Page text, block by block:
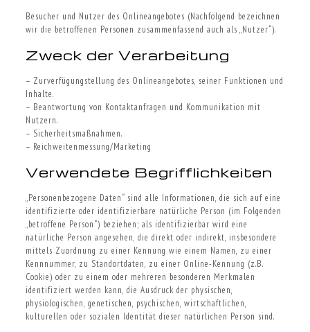
Besucher und Nutzer des Onlineangebotes (Nachfolgend bezeichnen
wir die betroffenen Personen zusammenfassend auch als „Nutzer“).
Zweck der Verarbeitung
– Zurverfügungstellung des Onlineangebotes, seiner Funktionen und
Inhalte.
– Beantwortung von Kontaktanfragen und Kommunikation mit
Nutzern.
– Sicherheitsmaßnahmen.
– Reichweitenmessung/Marketing
Verwendete Begrifflichkeiten
„Personenbezogene Daten“ sind alle Informationen, die sich auf eine
identifizierte oder identifizierbare natürliche Person (im Folgenden
„betroffene Person“) beziehen; als identifizierbar wird eine
natürliche Person angesehen, die direkt oder indirekt, insbesondere
mittels Zuordnung zu einer Kennung wie einem Namen, zu einer
Kennnummer, zu Standortdaten, zu einer Online-Kennung (z.B.
Cookie) oder zu einem oder mehreren besonderen Merkmalen
identifiziert werden kann, die Ausdruck der physischen,
physiologischen, genetischen, psychischen, wirtschaftlichen,
kulturellen oder sozialen Identität dieser natürlichen Person sind.